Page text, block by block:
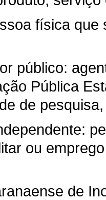
física que
público:
Pública
de
ou
de